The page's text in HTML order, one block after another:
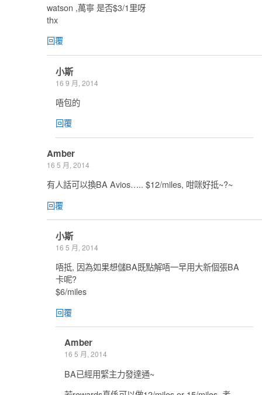
watson ,萬寧 是否$3/1里呀
thx
回覆
小斯
16 9 月, 2014
唔包的
回覆
Amber
16 5 月, 2014
有人話可以換BA Avios….. $12/miles, 咁咪好抵~?~
回覆
小斯
16 5 月, 2014
唔抵, 因為如果想儲BA既點解唔一早用大新個張BA
卡呢?
$6/miles
回覆
Amber
16 5 月, 2014
BA已經用緊主力發達通~